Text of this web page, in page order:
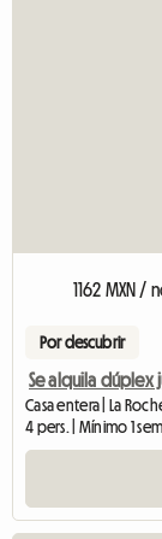
1162 MXN /
Por descubrir
Se alquila dúplex
Casa entera | La
4 pers. | Mínimo 1